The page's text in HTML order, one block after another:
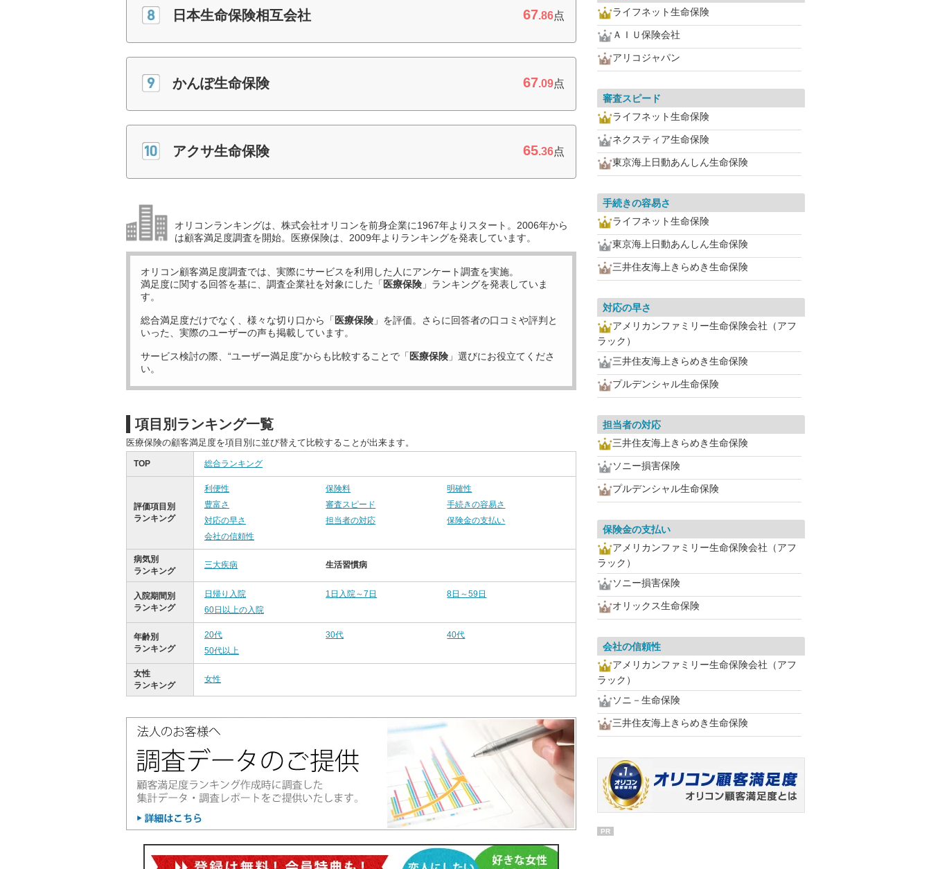
日本生命保険相互会社 67.86点
かんぽ生命保険 67.09点
アクサ生命保険 65.36点
オリコンランキングは、株式会社オリコンを前身企業に1967年よりスタート。2006年から
は顧客満足度調査を開始。医療保険は、2009年よりランキングを発表しています。
オリコン顧客満足度調査では、実際にサービスを利用した 人にアンケート調査を実施。
満足度に関する回答を基に、調査企業社を対象にした「 医療保険 」ランキングを発表していま
す。
総合満足度だけでなく、様々な切り口から「 医療保険 」を評価。さらに回答者の口コミや評判と
いった、実際のユーザーの声も掲載しています。
サービス検討の際、“ユーザー満足度”からも比較することで「 医療保険 」選びにお役立てくださ
い。
項目別ランキング一覧
医療保険の顧客満足度を項目別に並び替えて比較することが出来ます。
TOP 総合ランキング
評価項目別
ランキング
利便性 保険料
明確性
豊富さ
審査スピード
手続きの容易さ
対応の早さ
担当者の対応
保険金の支払い
会社の信頼性
病気別
ランキング
三大疾病 生活習慣病
入院期間別
ランキング
日帰り入院 1日入院～7日
8日～59日
60日以上の入院
年齢別
ランキング
20代 30代
40代
50代以上
女性
ランキング
女性
ライフネット生命保険
ＡＩＵ保険会社
アリコジャパン
審査スピード
ライフネット生命保険
ネクスティア生命保険
東京海上日動あんしん生命保険
手続きの容易さ
ライフネット生命保険
東京海上日動あんしん生命保険
三井住友海上きらめき生命保険
対応の早さ
アメリカンファミリー生命保険会社（アフ
ラック）
三井住友海上きらめき生命保険
プルデンシャル生命保険
担当者の対応
三井住友海上きらめき生命保険
ソニー損害保険
プルデンシャル生命保険
保険金の支払い
アメリカンファミリー生命保険会社（アフ
ラック）
ソニー損害保険
オリックス生命保険
会社の信頼性
アメリカンファミリー生命保険会社（アフ
ラック）
ソニ－生命保険
三井住友海上きらめき生命保険
PR